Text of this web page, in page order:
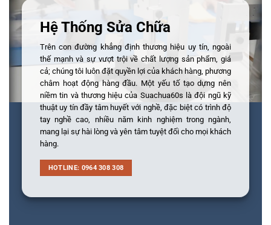
Hệ Thống Sửa Chữa
Trên con đường khẳng định thương hiệu uy tín, ngoài
thế mạnh và sự vượt trội về chất lượng sản phẩm, giá
cả; chúng tôi luôn đặt quyền lợi của khách hàng, phương
châm hoạt động hàng đầu. Một yếu tố tạo dựng nên
niềm tin và thương hiệu của Suachua60s là đội ngũ kỹ
thuật uy tín đầy tâm huyết với nghề, đặc biệt có trình độ
tay nghề cao, nhiều năm kinh nghiệm trong ngành,
mang lại sự hài lòng và yên tâm tuyệt đối cho mọi khách
hàng.
HOTLINE: 0964 308 308